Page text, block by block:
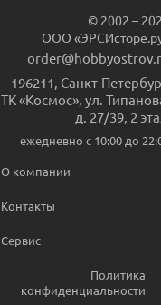
© 2002 –
ООО
196211 Санкт-
ТК «Космос», ул.
д. 27/39, 2
ежедневно c 10:00 до
О компании
Контакты
Сервис
Политика
конфиденциальности